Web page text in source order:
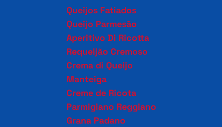
Queijos Fatiados
Queijo Parmesão
Aperitivo Di Ricotta
Requeijão Cremoso
Crema di Queijo
Manteiga
Creme de Ricota
Parmigiano Reggiano
Grana Padano